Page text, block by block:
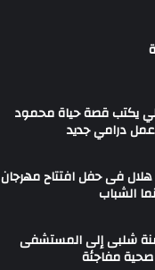
يكتب قصة حياة محمود
درامي جديد
فى حفل افتتاح مهرجان
الشباب
منة شلبى إلى المستشفى
مفاجئة